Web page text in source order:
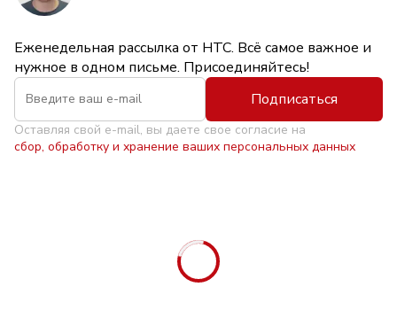
Еженедельная рассылка от НТС. Всё самое важное и
нужное в одном письме. Присоединяйтесь!
Подписаться
Оставляя свой e-mail, вы даете свое согласие на
сбор, обработку и хранение ваших персональных данных